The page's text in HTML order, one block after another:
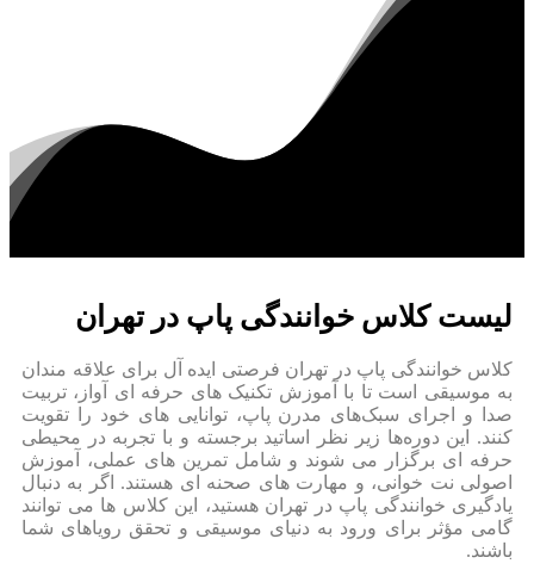
لیست کلاس خوانندگی پاپ در تهران
کلاس خوانندگی پاپ در تهران فرصتی ایده‌ آل برای علاقه‌ مندان
به موسیقی است تا با آموزش تکنیک‌ های حرفه‌ ای آواز، تربیت
صدا و اجرای سبک‌های مدرن پاپ، توانایی‌ های خود را تقویت
کنند. این دوره‌ها زیر نظر اساتید برجسته و با تجربه در محیطی
حرفه‌ ای برگزار می‌ شوند و شامل تمرین‌ های عملی، آموزش
اصولی نت‌ خوانی، و مهارت‌ های صحنه‌ ای هستند. اگر به دنبال
یادگیری خوانندگی پاپ در تهران هستید، این کلاس‌ ها می‌ توانند
گامی مؤثر برای ورود به دنیای موسیقی و تحقق رویاهای شما
باشند.